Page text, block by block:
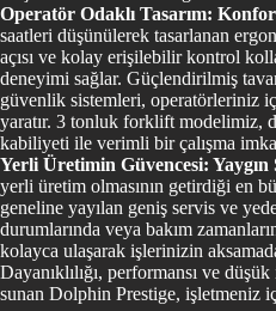
Operatör Odaklı Tasarım:
saatleri düşünülerek tasarlanan
açısı ve kolay erişilebilir kontrol
deneyimi sağlar. Güçlendirilmiş
güvenlik sistemleri, operatörleriniz
yaratır. 3 tonluk forklift modelimiz,
kabiliyeti ile verimli bir çalışma
Yerli Üretimin Güvencesi: Yaygın
yerli üretim olmasının getirdiği en
geneline yayılan geniş servis ve
durumlarında veya bakım
kolayca ulaşarak işlerinizin
Dayanıklılığı, performansı ve
sunan Dolphin Prestige, işletmeniz